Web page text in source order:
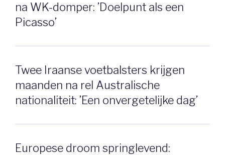
na WK-domper: ’Doelpunt als een
Picasso’
Twee Iraanse voetbalsters krijgen
maanden na rel Australische
nationaliteit: ’Een onvergetelijke dag’
Europese droom springlevend: